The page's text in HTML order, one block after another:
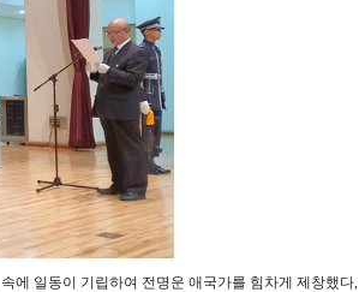
에 일동이 기립하여 전명운 애국가를 힘차게 제창했다,